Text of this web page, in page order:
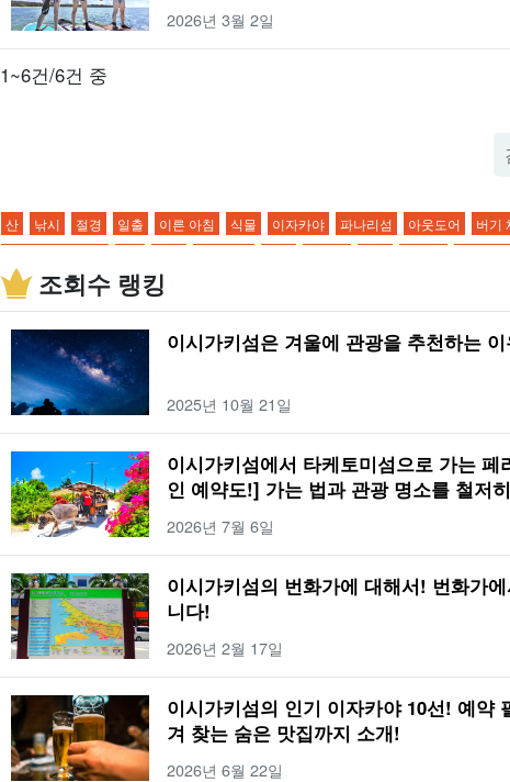
2026년 3월 2일
1~6건/6건 중
산 낚시 절경 일출 이른 아침 식물 이자카야 파나리섬 아웃도어 버기
모닝
기온 호텔 해변
반딧불이
어린이 동반 5월 유부도 소지품 점심 식사 가와히라만 종유동
하토마 섬
온도 점심 식사
물소
이시가키섬의 다리 사비치 종유동 단체 여행
3세
10월 신조지마 사우나 버팔로 투어 스노클링 드라이브 코스 액티비티
쿠로시마
천연 온천 다케토미지마 관광
유부도 관광
2박 3일
여행
가는 방법 바다 나이트 투어 비 아사히 야경 산호 도심지 야에야
해양 스포츠
선셋 선라이즈 12월
조회수 랭킹
이시가키섬은 겨울에 관광을 추천하는
2025년 10월 21일
이시가키섬에서 타케토미섬으로 가는 페
인 예약도!] 가는 법과 관광 명소를 철저
2026년 7월 6일
이시가키섬의 번화가에 대해서! 번화가
니다!
2026년 2월 17일
이시가키섬의 인기 이자카야 10선! 예약
겨 찾는 숨은 맛집까지 소개!
2026년 6월 22일